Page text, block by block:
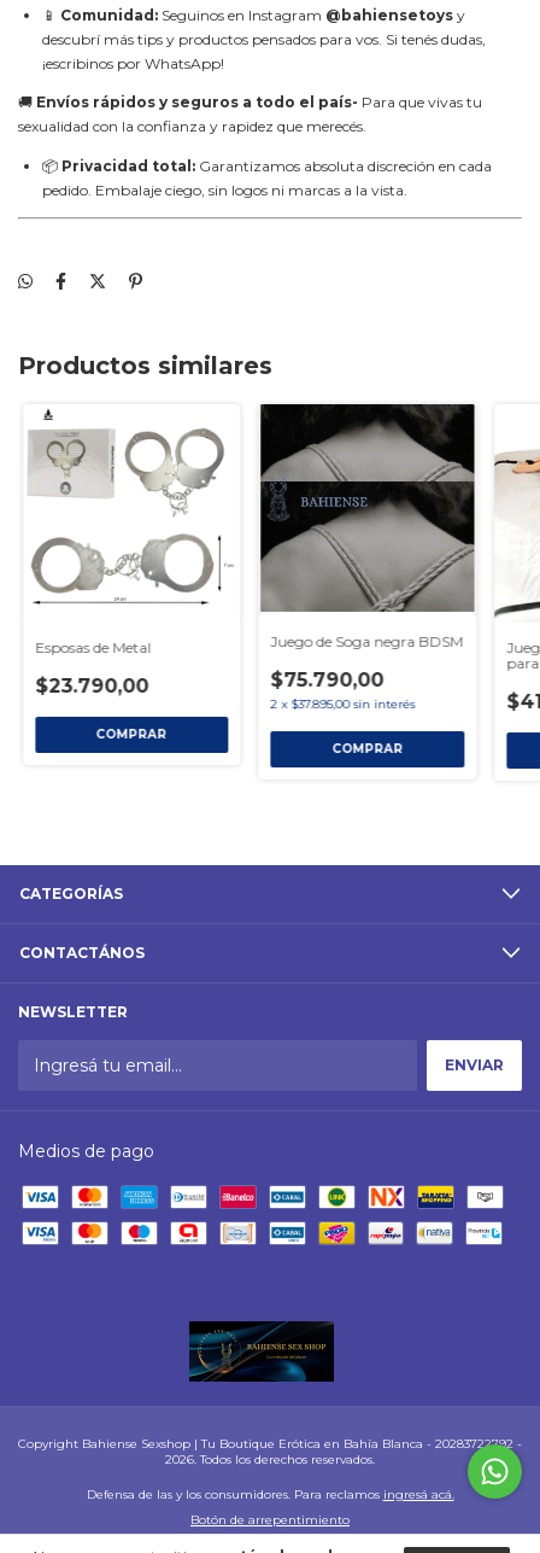
📱 Comunidad: Seguinos en Instagram @bahiensetoys y
descubrí más tips y productos pensados para vos. Si tenés dudas,
¡escribinos por WhatsApp!
🚚 Envíos rápidos y seguros a todo el país- Para que vivas tu
sexualidad con la confianza y rapidez que merecés.
📦 Privacidad total: Garantizamos absoluta discreción en cada
pedido. Embalaje ciego, sin logos ni marcas a la vista.
Productos similares
Esposas de Metal
$23.790,00
Juego de Soga negra BDSM
$75.790,00
2 x $37.895,00 sin interés
CATEGORÍAS
CONTACTÁNOS
NEWSLETTER
Medios de pago
Copyright Bahiense Sexshop | Tu Boutique Erótica en Bahía Blanca - 20283722792 -
2026. Todos los derechos reservados.
Defensa de las y los consumidores. Para reclamos ingresá acá.
Botón de arrepentimiento